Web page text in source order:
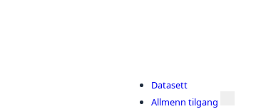
Datasett
Allmenn tilgang